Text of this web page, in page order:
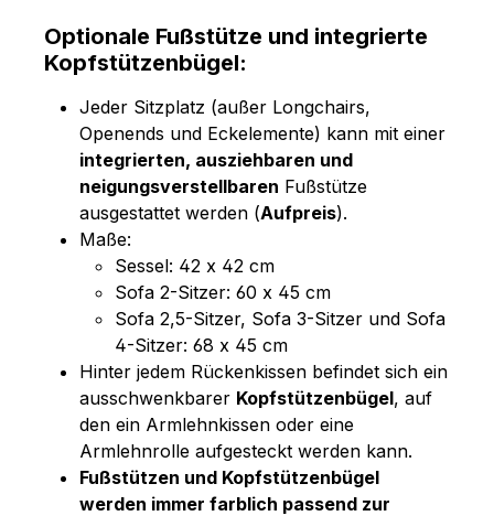
Optionale Fußstütze und integrierte
Kopfstützenbügel:
Jeder Sitzplatz (außer Longchairs,
Openends und Eckelemente) kann mit einer
integrierten, ausziehbaren und
neigungsverstellbaren Fußstütze
ausgestattet werden (Aufpreis).
Maße:
Sessel: 42 x 42 cm
Sofa 2-Sitzer: 60 x 45 cm
Sofa 2,5-Sitzer, Sofa 3-Sitzer und Sofa
4-Sitzer: 68 x 45 cm
Hinter jedem Rückenkissen befindet sich ein
ausschwenkbarer Kopfstützenbügel, auf
den ein Armlehnkissen oder eine
Armlehnrolle aufgesteckt werden kann.
Fußstützen und Kopfstützenbügel
werden immer farblich passend zur